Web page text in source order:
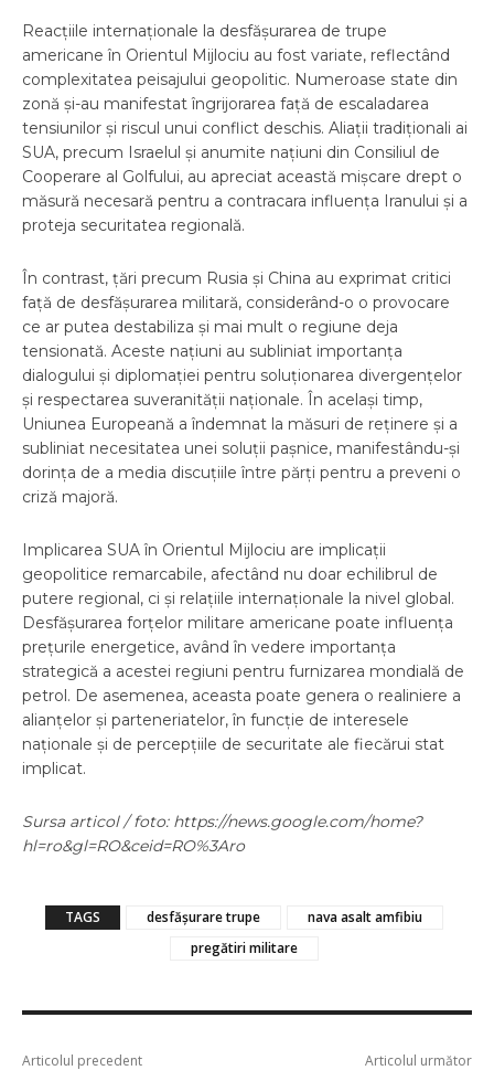
Reacțiile internaționale la desfășurarea de trupe
americane în Orientul Mijlociu au fost variate, reflectând
complexitatea peisajului geopolitic. Numeroase state din
zonă și-au manifestat îngrijorarea față de escaladarea
tensiunilor și riscul unui conflict deschis. Aliații tradiționali ai
SUA, precum Israelul și anumite națiuni din Consiliul de
Cooperare al Golfului, au apreciat această mișcare drept o
măsură necesară pentru a contracara influența Iranului și a
proteja securitatea regională.
În contrast, țări precum Rusia și China au exprimat critici
față de desfășurarea militară, considerând-o o provocare
ce ar putea destabiliza și mai mult o regiune deja
tensionată. Aceste națiuni au subliniat importanța
dialogului și diplomației pentru soluționarea divergențelor
și respectarea suveranității naționale. În același timp,
Uniunea Europeană a îndemnat la măsuri de reținere și a
subliniat necesitatea unei soluții pașnice, manifestându-și
dorința de a media discuțiile între părți pentru a preveni o
criză majoră.
Implicarea SUA în Orientul Mijlociu are implicații
geopolitice remarcabile, afectând nu doar echilibrul de
putere regional, ci și relațiile internaționale la nivel global.
Desfășurarea forțelor militare americane poate influența
prețurile energetice, având în vedere importanța
strategică a acestei regiuni pentru furnizarea mondială de
petrol. De asemenea, aceasta poate genera o realiniere a
alianțelor și parteneriatelor, în funcție de interesele
naționale și de percepțiile de securitate ale fiecărui stat
implicat.
Sursa articol / foto: https://news.google.com/home?
hl=ro&gl=RO&ceid=RO%3Aro
TAGS desfășurare trupe
nava asalt amfibiu
pregătiri militare
Articolul precedent Articolul următor